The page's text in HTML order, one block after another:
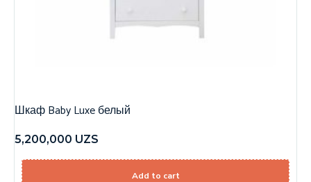
Шкаф Baby Luxe белый
5,200,000 UZS
Add to cart